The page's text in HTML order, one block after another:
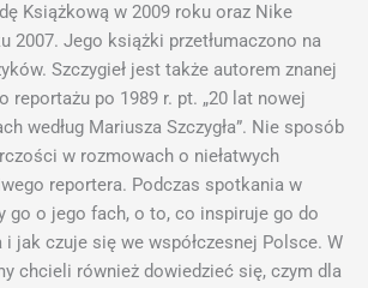
Książkową w 2009 roku oraz Nike
2007. Jego książki przetłumaczono na
Szczygieł jest także autorem znanej
reportażu po 1989 r. pt. „20 lat nowej
według Mariusza Szczygła”. Nie sposób
w rozmowach o niełatwych
reportera. Podczas spotkania w
go o jego fach, o to, co inspiruje go do
i jak czuje się we współczesnej Polsce. W
chcieli również dowiedzieć się, czym dla